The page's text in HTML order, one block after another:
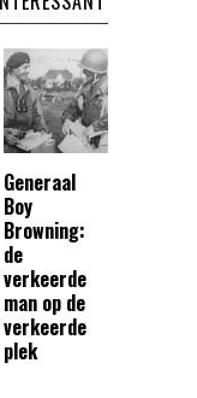
Generaal
Boy
Browning:
de
verkeerde
man op de
verkeerde
plek